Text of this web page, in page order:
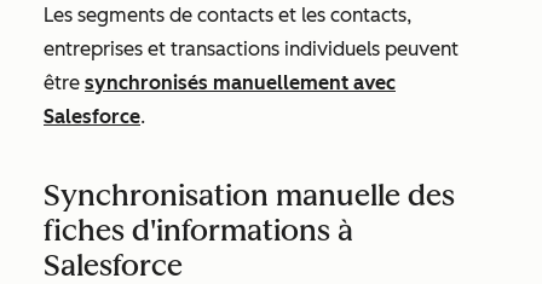
Les segments de contacts et les contacts,
entreprises et transactions individuels peuvent
être synchronisés manuellement avec
Salesforce.
Synchronisation manuelle des
fiches d'informations à
Salesforce